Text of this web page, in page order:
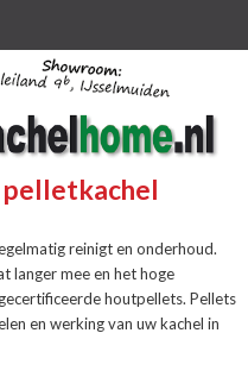
reinigt en onderhoud.
langer mee en het hoge
houtpellets. Pellets
en werking van uw kachel in